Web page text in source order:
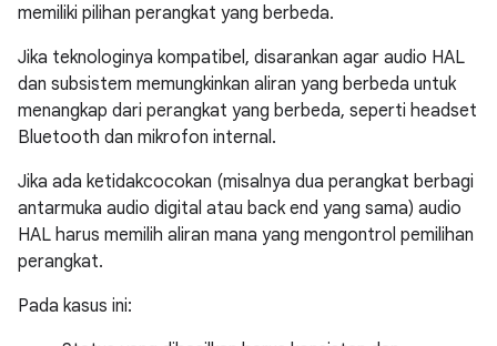
memiliki pilihan perangkat yang berbeda.
Jika teknologinya kompatibel, disarankan agar audio HAL
dan subsistem memungkinkan aliran yang berbeda untuk
menangkap dari perangkat yang berbeda, seperti headset
Bluetooth dan mikrofon internal.
Jika ada ketidakcocokan (misalnya dua perangkat berbagi
antarmuka audio digital atau back end yang sama) audio
HAL harus memilih aliran mana yang mengontrol pemilihan
perangkat.
Pada kasus ini: